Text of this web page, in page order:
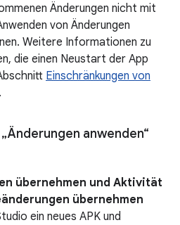
Änderungen nicht mit
von Änderungen
Weitere Informationen zu
die einen Neustart der App
Einschränkungen von
.
anwenden“
übernehmen und Aktivität
übernehmen
ein neues APK und